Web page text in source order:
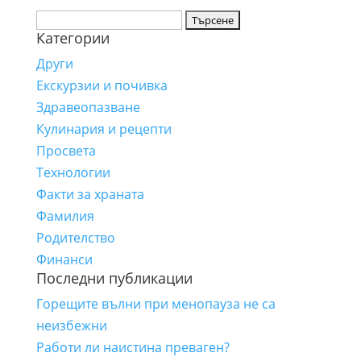
за:
Категории
Други
Екскурзии и почивка
Здравеопазване
Кулинария и рецепти
Просвета
Технологии
Факти за храната
Фамилия
Родителство
Финанси
Последни публикации
Горещите вълни при менопауза не са
неизбежни
Работи ли наистина преваген?